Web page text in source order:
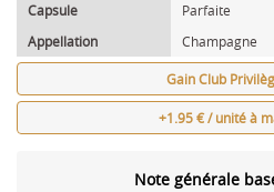
Capsule
Parfaite
Appellation
Champagne
Gain Club
+1.95 € / unité à
Note générale